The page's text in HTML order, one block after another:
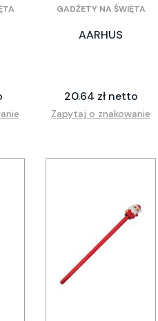
GADŻETY NA ŚWIĘTA
AARHUS
20.64 zł netto
Zapytaj o znakowanie